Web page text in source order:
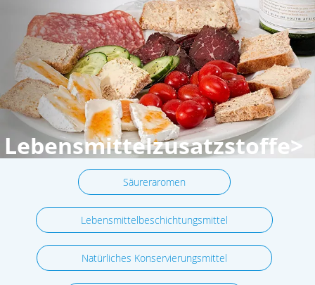
Lebensmittelzusatzstoffe>
Säureraromen
Lebensmittelbeschichtungsmittel
Natürliches Konservierungsmittel